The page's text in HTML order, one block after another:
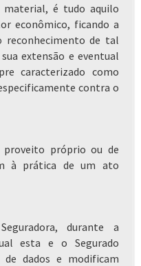
é tudo aquilo
econômico, ficando a
reconhecimento de tal
extensão e eventual
caracterizado como
contra o
próprio ou de
à prática de um ato
durante a
esta e o Segurado
dados e modificam